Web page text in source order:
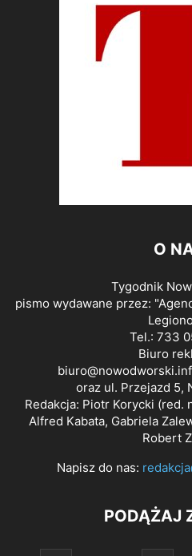
O
Tygodnik
pismo wydawane przez:
Tel.: 733
Biuro
oraz ul. Przejazd 5,
Redakcja: Piotr Korycki (red.
Alfred Kabata, Gabriela
Robert
Napisz do nas:
PODĄŻAJ